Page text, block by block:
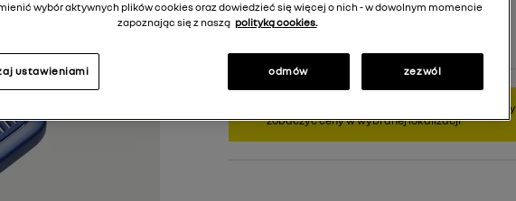
Cena rekomendowana:
Widzisz ceny katalogowe. Wybierz dealera, żeby
zobaczyć ceny w wybranej lokalizacji
wybór aktywnych plików cookies oraz dowiedzieć się więcej o nich - w dowolnym momencie
zapoznając się z naszą polityką cookies.
ustawieniami odmów zezwól